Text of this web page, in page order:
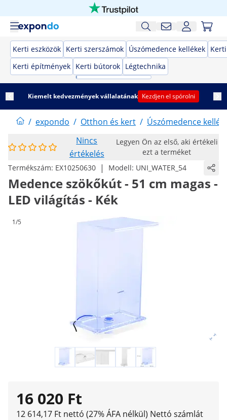
Kerti eszközök Kerti szerszámok Úszómedence kellékek
Kerti építmények Kerti bútorok Légtechnika
Kiemelt kedvezmények vállalatának Kezdjen el spórolni
/ expondo / Otthon és kert / Úszómedence
Nincs
értékelés
Legyen Ön az első, aki értékeli
ezt a terméket
Termékszám: EX10250630 | Modell: UNI_WATER_54
Medence szökőkút - 51 cm magas -
LED világítás - Kék
1/5
16 020 Ft
12 614,17 Ft nettó (27% ÁFA nélkül) Nettó számlát